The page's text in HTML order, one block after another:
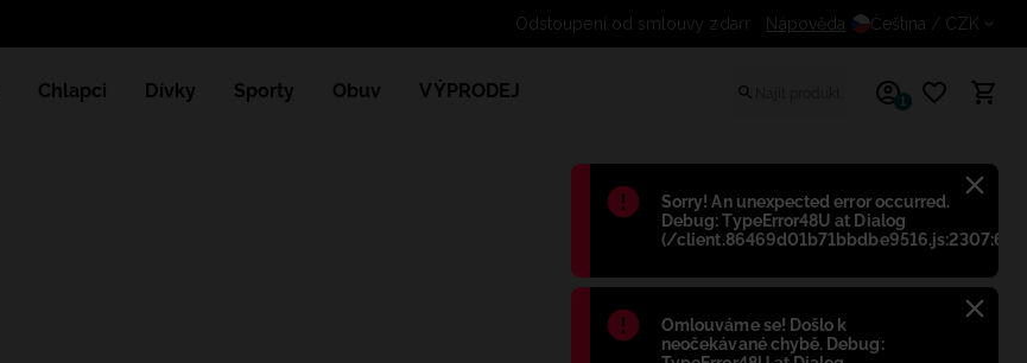
Błąd:
Sorry! An unexpected error occurred.
Debug: TypeError48U at Dialog
(/
Błąd:
Omlouváme se! Došlo k
neočekávané chybě. Debug:
Odstoupení od smlouvy
Nápověda Čeština / CZK
Chlapci Dívky Sporty Obuv VÝPRODEJ 1